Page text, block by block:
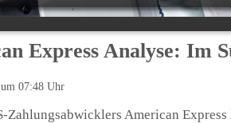
Express Analyse: Im
07:48 Uhr
Zahlungsabwicklers American